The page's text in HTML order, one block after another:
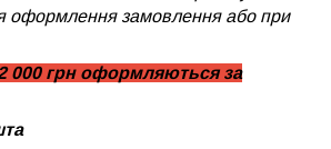
оформлення замовлення або при
000 грн оформляються за